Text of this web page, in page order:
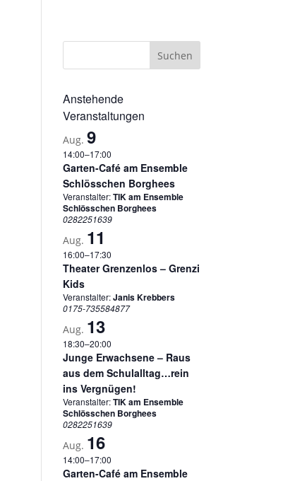
Anstehende
Veranstaltungen
Aug.9
14:00–17:00
Garten-Café am Ensemble
Schlösschen Borghees
Veranstalter:TIK am Ensemble
Schlösschen Borghees
0282251639
Aug. 11
16:00–17:30
Theater Grenzenlos – Grenzi
Kids
Veranstalter:Janis Krebbers
0175-735584877
Aug. 13
18:30–20:00
Junge Erwachsene – Raus
aus dem Schulalltag…rein
ins Vergnügen!
Veranstalter:TIK am Ensemble
Schlösschen Borghees
0282251639
Aug. 16
14:00–17:00
Garten-Café am Ensemble